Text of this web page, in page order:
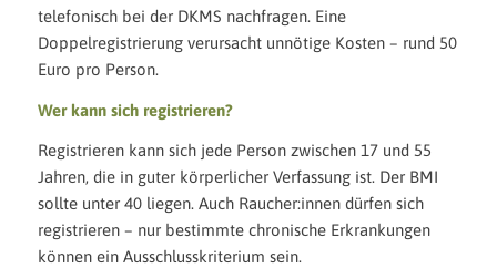
telefonisch bei der DKMS nachfragen. Eine
Doppelregistrierung verursacht unnötige Kosten – rund 50
Euro pro Person.
Wer kann sich registrieren?
Registrieren kann sich jede Person zwischen 17 und 55
Jahren, die in guter körperlicher Verfassung ist. Der BMI
sollte unter 40 liegen. Auch Raucher:innen dürfen sich
registrieren – nur bestimmte chronische Erkrankungen
können ein Ausschlusskriterium sein.